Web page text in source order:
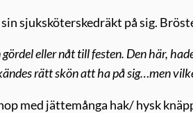
sjuksköterskedräkt på sig.
gördel eller nåt till festen. Den här,
rätt skön att ha på sig…men
med jättemånga hak/ hysk